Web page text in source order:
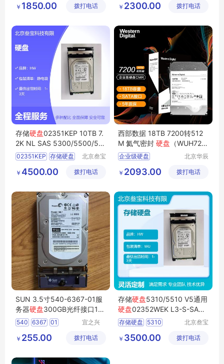
希捷企业级硬盘存储硬盘
有限公司
￥ 1850.00 拨打电话
2200V3
5110V5
公司
￥ 2300.00 拨打电话
存储硬盘02351KEP 10TB 7.
2K NL SAS 5300/5500/56
00 V3 V5
02351KEP 存储硬盘
北京叁宝
公司
￥ 4500.00 拨打电话
西部数据 18TB 7200转512
M 氦气密封 硬盘 （WUH721
818ALE6L4）
企业级硬盘
北京华辰
限公司
￥ 2093.00 拨打电话
SUN 3.5寸540-6367-01服
务器硬盘300GB光纤接口10
000转
540 6367 01
sun硬盘
宜之兴
科技有限
￥ 255.00 拨打电话
存储硬盘5310/5510 V5通用
硬盘02352WEK L3-S-SAS-
2400GB 2.5
存储硬盘
5310
S SAS 2400GB
北京叁宝
公司
￥ 3500.00 拨打电话